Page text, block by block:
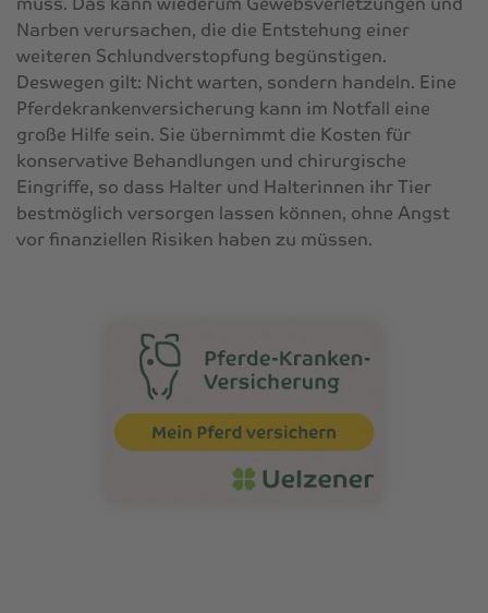
Narben verursachen, die die Entstehung einer
weiteren Schlundverstopfung begünstigen.
Deswegen gilt: Nicht warten, sondern handeln. Eine
Pferdekrankenversicherung kann im Notfall eine
große Hilfe sein. Sie übernimmt die Kosten für
konservative Behandlungen und chirurgische
Eingriffe, so dass Halter und Halterinnen ihr Tier
bestmöglich versorgen lassen können, ohne Angst
vor finanziellen Risiken haben zu müssen.